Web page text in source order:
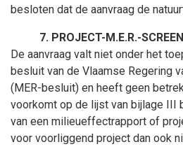
besloten dat de aanvraag de
PROJECT-M.E.R.-
De aanvraag valt niet onder het
besluit van de Vlaamse Regering
(MER-besluit) en heeft geen
voorkomt op de lijst van bijlage III
van een milieueffectrapport of
voor voorliggend project dan ook